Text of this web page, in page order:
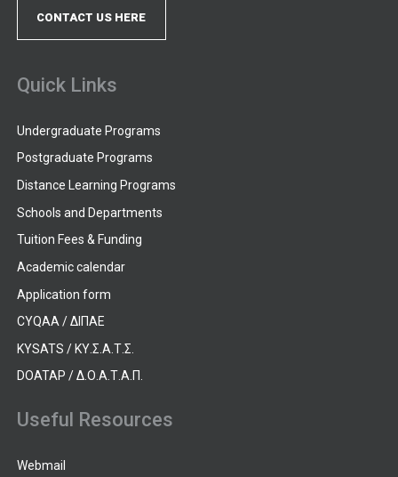
CONTACT US HERE
Quick Links
Undergraduate Programs
Postgraduate Programs
Distance Learning Programs
Schools and Departments
Tuition Fees & Funding
Academic calendar
Application form
CYQAA / ΔΙΠΑΕ
KYSATS / ΚΥ.Σ.Α.Τ.Σ.
DOATAP / Δ.Ο.Α.Τ.Α.Π.
Useful Resources
Webmail